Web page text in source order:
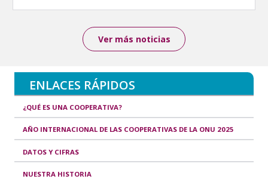
Ver más noticias
ENLACES RÁPIDOS
¿QUÉ ES UNA COOPERATIVA?
AÑO INTERNACIONAL DE LAS COOPERATIVAS DE LA ONU 2025
DATOS Y CIFRAS
NUESTRA HISTORIA